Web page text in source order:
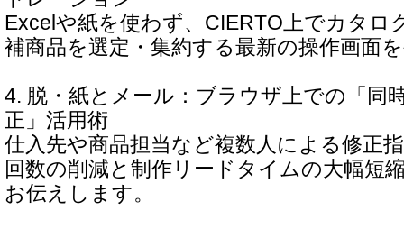
Excelや紙を使わず、CIERTO上でカタロ
補商品を選定・集約する最新の操作画面
4. 脱・紙とメール：ブラウザ上での「同
正」活用術
仕入先や商品担当など複数人による修正
回数の削減と制作リードタイムの大幅短
お伝えします。